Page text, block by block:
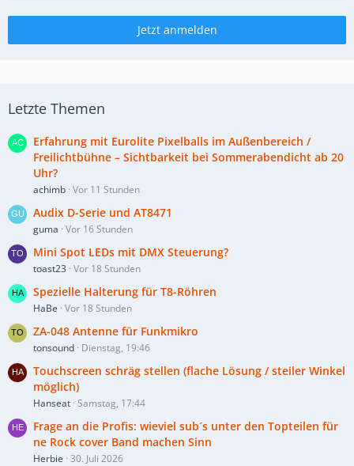
Jetzt anmelden
Letzte Themen
Erfahrung mit Eurolite Pixelballs im Außenbereich /
Freilichtbühne – Sichtbarkeit bei Sommerabendicht ab 20
Uhr?
achimb Vor 11 Stunden
Audix D-Serie und AT8471
guma Vor 16 Stunden
Mini Spot LEDs mit DMX Steuerung?
toast23 Vor 18 Stunden
Spezielle Halterung für T8-Röhren
HaBe Vor 18 Stunden
ZA-048 Antenne für Funkmikro
tonsound Dienstag, 19:46
Touchscreen schräg stellen (flache Lösung / steiler Winkel
möglich)
Hanseat Samstag, 17:44
Frage an die Profis: wieviel sub´s unter den Topteilen für
ne Rock cover Band machen Sinn
Herbie 30. Juli 2026